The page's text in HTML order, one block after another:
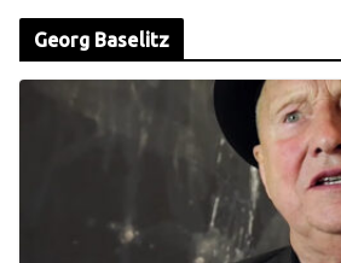
Georg Baselitz